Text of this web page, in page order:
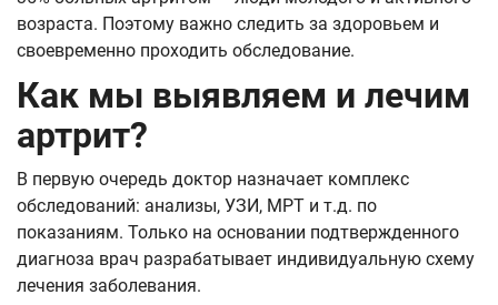
возраста. Поэтому важно следить за здоровьем и
своевременно проходить обследование.
Как мы выявляем и лечим
артрит?
В первую очередь доктор назначает комплекс
обследований: анализы, УЗИ, МРТ и т.д. по
показаниям. Только на основании подтвержденного
диагноза врач разрабатывает индивидуальную схему
лечения заболевания.